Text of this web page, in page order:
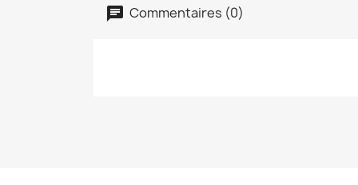
Commentaires (0)